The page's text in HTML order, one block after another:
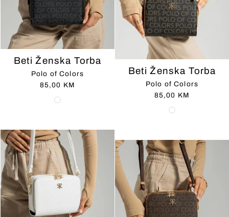
Beti Ženska Torba
Polo of Colors
85,00 KM
Beti Ženska Torba
Polo of Colors
85,00 KM